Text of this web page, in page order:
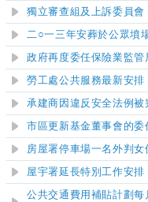
獨立審查組及上訴委員會
二○一三年安葬於公眾墳
政府再度委任保險業監管
勞工處公共服務最新安排
承建商因違反安全法例被
市區更新基金董事會的委
房屋署停車場一名外判女
屋宇署延長特別工作安排
公共交通費用補貼計劃